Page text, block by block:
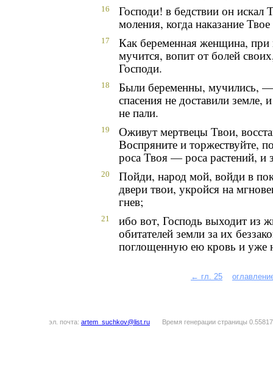
16
Господи! в бедствии он искал
моления, когда наказание
17
Как беременная женщина, при
мучится, вопит от болей
Господи.
18
Были беременны, мучились,
спасения не доставили земле,
не пали.
19
Оживут мертвецы Твои,
Воспряните и торжествуйте,
роса Твоя — роса растений, и
20
Пойди, народ мой, войди в
двери твои, укройся на
гнев;
21
ибо вот, Господь выходит из
обитателей земли за их
поглощенную ею кровь и уже
← гл. 25
эл. почта: artem_suchkov@list.ru Время генерации страницы